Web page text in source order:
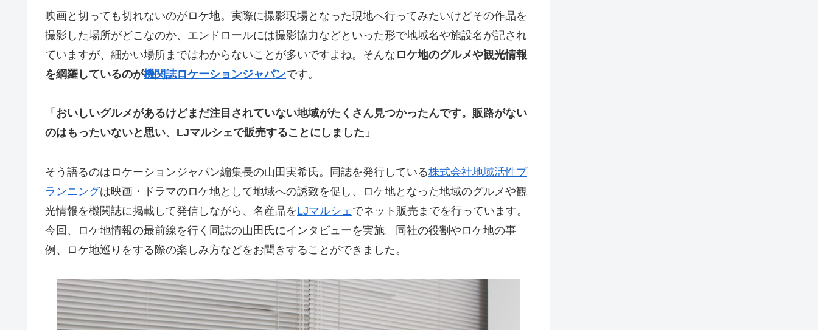
映画と切っても切れないのがロケ地。実際に撮影現場となった現地へ行ってみたいけどその作品を
撮影した場所がどこなのか、エンドロールには撮影協力などといった形で地域名や施設名が記され
ていますが、細かい場所まではわからないことが多いですよね。そんな ロケ地のグルメや観光情報
を網羅しているのが機関誌ロケーションジャパンです。
「おいしいグルメがあるけどまだ注目されていない地域がたくさん見つかったんです。販路がない
のはもったいないと思い、LJマルシェで販売することにしました」
そう語るのはロケーションジャパン編集長の山田実希氏。同誌を発行している株式会社地域活性プ
ランニングは映画・ドラマのロケ地として地域への誘致を促し、ロケ地となった地域のグルメや観
光情報を機関誌に掲載して発信しながら、名産品をLJマルシェ でネット販売までを行っています。
今回、ロケ地情報の最前線を行く同誌の山田氏にインタビューを実施。同社の役割やロケ地の事
例、ロケ地巡りをする際の楽しみ方などをお聞きすることができました。